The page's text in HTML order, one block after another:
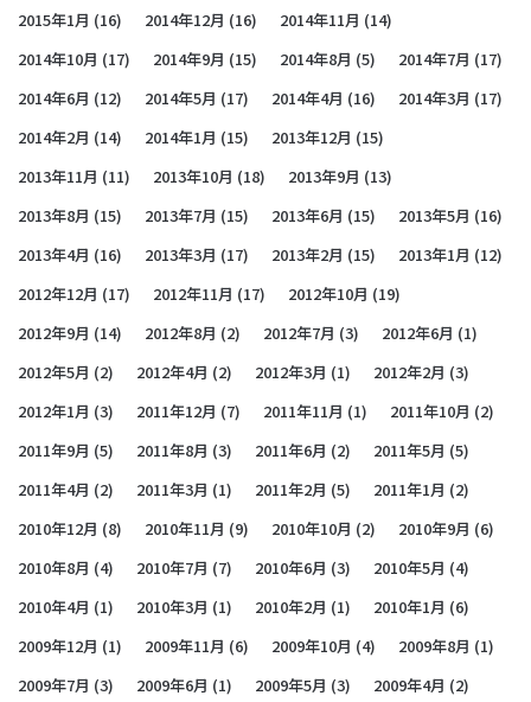
2015年1月 (16) 2014年12月 (16) 2014年11月 (14)
2014年10月 (17) 2014年9月 (15) 2014年8月 (5) 2014年7月 (17)
2014年6月 (12) 2014年5月 (17) 2014年4月 (16) 2014年3月 (17)
2014年2月 (14) 2014年1月 (15) 2013年12月 (15)
2013年11月 (11) 2013年10月 (18) 2013年9月 (13)
2013年8月 (15) 2013年7月 (15) 2013年6月 (15) 2013年5月 (16)
2013年4月 (16) 2013年3月 (17) 2013年2月 (15) 2013年1月 (12)
2012年12月 (17) 2012年11月 (17) 2012年10月 (19)
2012年9月 (14) 2012年8月 (2) 2012年7月 (3) 2012年6月 (1)
2012年5月 (2) 2012年4月 (2) 2012年3月 (1) 2012年2月 (3)
2012年1月 (3) 2011年12月 (7) 2011年11月 (1) 2011年10月 (2)
2011年9月 (5) 2011年8月 (3) 2011年6月 (2) 2011年5月 (5)
2011年4月 (2) 2011年3月 (1) 2011年2月 (5) 2011年1月 (2)
2010年12月 (8) 2010年11月 (9) 2010年10月 (2) 2010年9月 (6)
2010年8月 (4) 2010年7月 (7) 2010年6月 (3) 2010年5月 (4)
2010年4月 (1) 2010年3月 (1) 2010年2月 (1) 2010年1月 (6)
2009年12月 (1) 2009年11月 (6) 2009年10月 (4) 2009年8月 (1)
2009年7月 (3) 2009年6月 (1) 2009年5月 (3) 2009年4月 (2)